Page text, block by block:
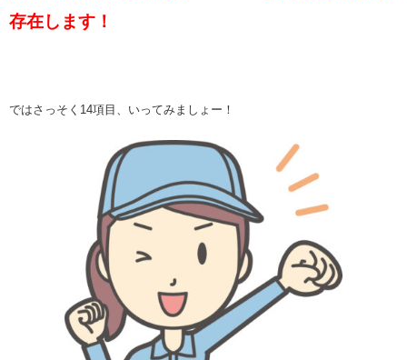
存在します！
ではさっそく14項目、いってみましょー！